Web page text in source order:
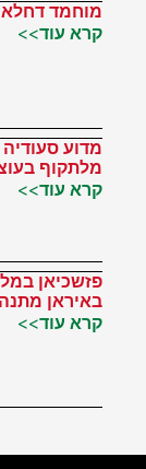
מוחמד
קרא עוד>>
מדוע
מלתקוף
קרא עוד>>
פזשכיאן
באיראן
קרא עוד>>